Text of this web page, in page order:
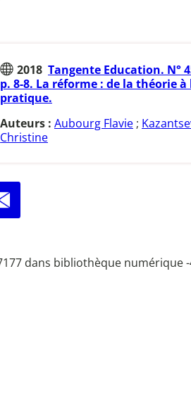
2018 Tangente Education. N°
p. 8-8. La réforme : de la théorie à
pratique.
Auteurs : Aubourg Flavie ;
Christine
dans bibliothèque numérique -